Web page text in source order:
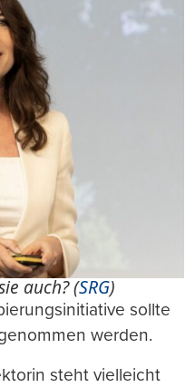
auch? (SRG)
sollte
werden.
steht vielleicht